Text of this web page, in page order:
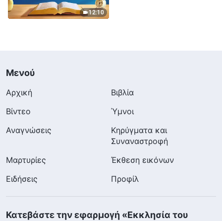
12:10
Μενού
Αρχική
Βιβλία
Βίντεο
Ύμνοι
Αναγνώσεις
Κηρύγματα και
Συναναστροφή
Μαρτυρίες
Έκθεση εικόνων
Ειδήσεις
Προφίλ
Κατεβάστε την εφαρμογή «Εκκλησία του